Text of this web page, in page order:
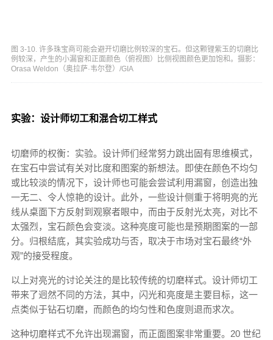
图 3-10. 许多珠宝商可能会避开切磨比例较深的宝石。但这颗锂紫玉的切磨比
例较深，产生的小漏窗和正面颜色（俯视图）比侧视图颜色更加饱和。摄影：
Orasa Weldon（奥拉萨·韦尔登）/GIA
实验：设计师切工和混合切工样式
切磨师的权衡：实验。设计师们经常努力跳出固有思维模式，
在宝石中尝试有关对比度和图案的新想法。即使在颜色不均匀
或比较淡的情况下，设计师也可能会尝试利用漏窗，创造出独
一无二、令人惊艳的设计。此外，一些设计侧重于将明亮的光
线从桌面下方反射到观察者眼中，而由于反射光太亮，对比不
太强烈，宝石颜色会变淡。这种亮度可能也是预期图案的一部
分。归根结底，其实验成功与否，取决于市场对宝石最终“外
观”的接受程度。
以上对亮光的讨论关注的是比较传统的切磨样式。设计师切工
带来了迥然不同的方法，其中，闪光和亮度是主要目标，这一
点类似于钻石切磨，而颜色的均匀性和色度则退而求次。
这种切磨样式不允许出现漏窗，而正面图案非常重要。20 世纪